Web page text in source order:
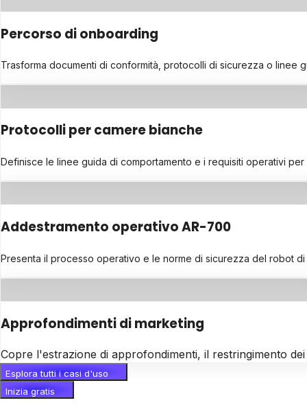
Percorso di onboarding
Trasforma documenti di conformità, protocolli di sicurezza o linee
Protocolli per camere bianche
Definisce le linee guida di comportamento e i requisiti operativi
Addestramento operativo AR-700
Presenta il processo operativo e le norme di sicurezza del robot
Approfondimenti di marketing
Copre l'estrazione di approfondimenti, il restringimento
Esplora tutti i casi d'uso
Inizia gratis